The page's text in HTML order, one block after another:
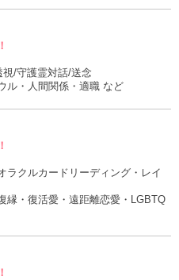
視/守護霊対話/送念
ル・人間関係・適職 など
ラクルカードリーディング・レイ
縁・復活愛・遠距離恋愛・LGBTQ